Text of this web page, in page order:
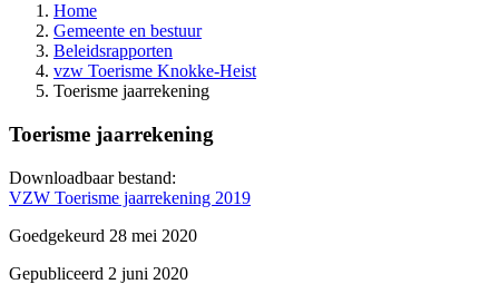
Home
Gemeente en bestuur
Beleidsrapporten
vzw Toerisme Knokke-Heist
Toerisme jaarrekening
Toerisme jaarrekening
Downloadbaar bestand:
VZW Toerisme jaarrekening 2019
Goedgekeurd 28 mei 2020
Gepubliceerd 2 juni 2020